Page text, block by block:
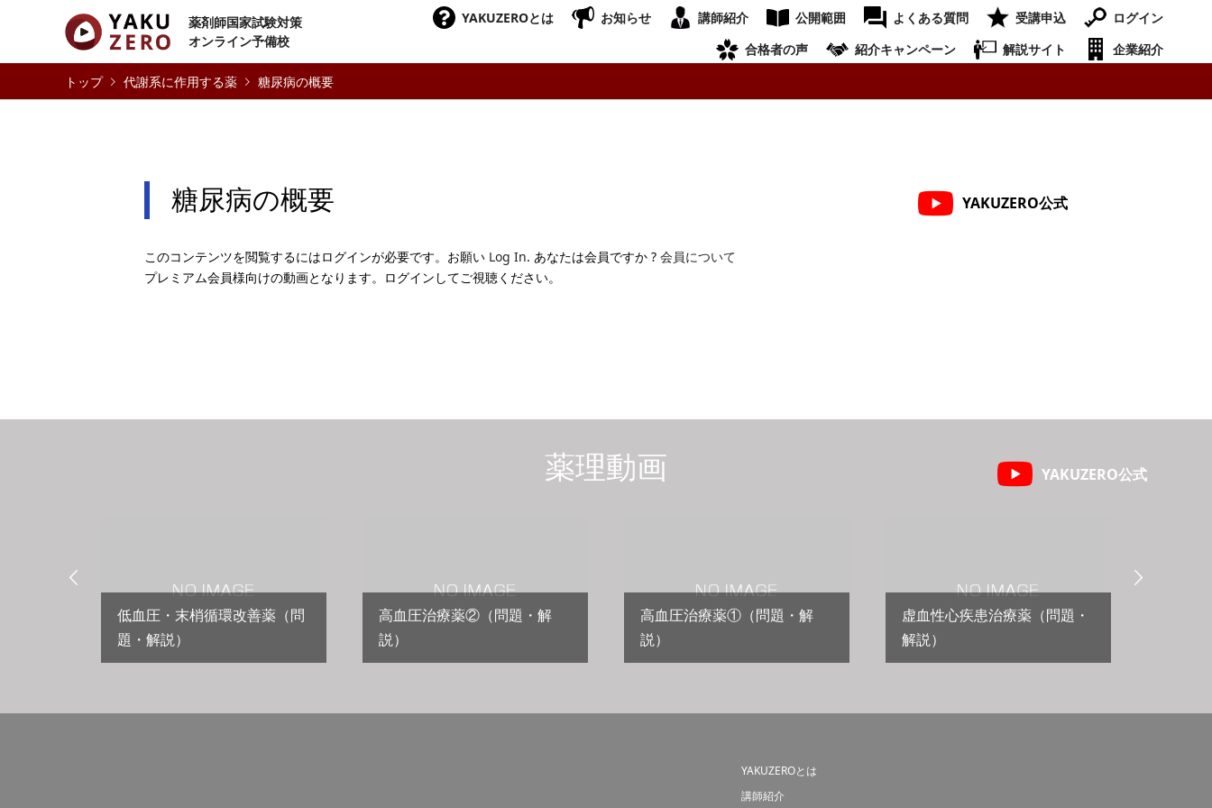
薬剤師国家試験対策
オンライン予備校
YAKUZEROとは お知らせ 講師紹介 公開範囲 よくある質問 受講申込
ログイン
合格者の声
紹介キャンペーン 解説サイト
企業紹介
代謝系に作用する薬
糖尿病の概要
糖尿病の概要 YAKUZERO公式
このコンテンツを閲覧するにはログインが必要です。お願い Log In. あなたは会員ですか ? 会員について
プレミアム会員様向けの動画となります。ログインしてご視聴ください。
YAKUZERO公式
薬理動画

低血圧・末梢循環改善薬（問
題・解説）
高血圧治療薬②（問題・解
説）
高血圧治療薬①（問題・解
説）
虚血性心疾患治療薬（問題・
解説）

YAKUZEROとは
講師紹介